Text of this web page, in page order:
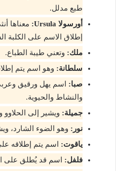
طبع مدلل.
أورسولا Ursula:
معناها
إطلاق الاسم على الكلبة
ملك: وتعني طيبة الطباع.
سلطانة: وهو اسم يتم
صبا: اسم يهل ورقيق
والنشاط والحيوية.
جميلة: ويشير إلى الحلاوو
نور: وهو الضوء الشارد،
ياقوت: اسم يتم إطلاقه
فلفل: اسم قد يُطلق على